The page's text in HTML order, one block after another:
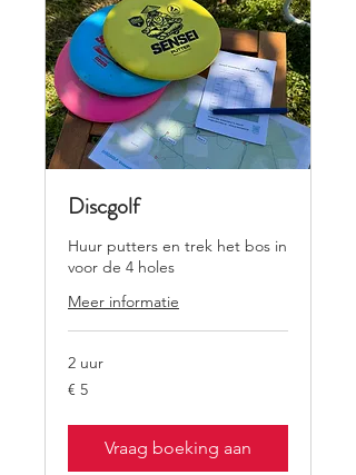
Discgolf
Huur putters en trek het bos in
voor de 4 holes
Meer informatie
2 uur
5
euro
€ 5
Vraag boeking aan